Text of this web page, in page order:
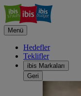
Menü
Hedefler
Teklifler
ibis Markaları
Geri